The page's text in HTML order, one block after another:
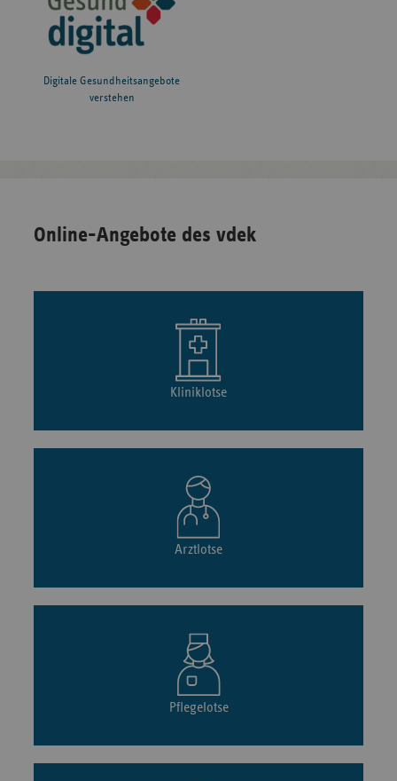
Digitale Gesundheitsangebote
verstehen
Online-Angebote des vdek
Kliniklotse
Arztlotse
Pflegelotse